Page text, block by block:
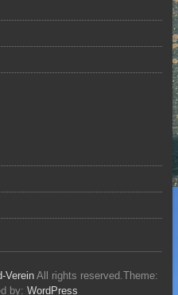
VereinAll rights reserved.Theme:
by: WordPress